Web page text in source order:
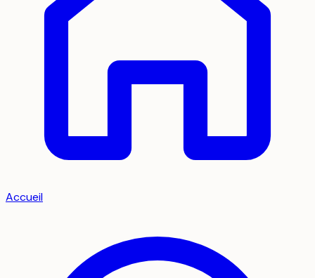
Accueil